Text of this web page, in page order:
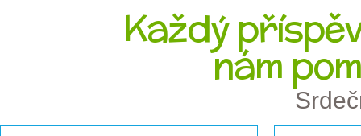
Každý
nám